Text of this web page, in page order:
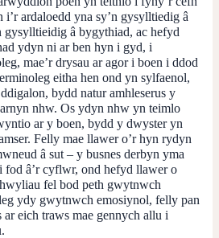
ardaloedd yna sy’n gysylltiedig â
gysylltieidig â bygythiad, ac hefyd
ydyn ni ar ben hyn i gyd, i
mae’r drysau ar agor i boen i ddod
eitha hen ond yn sylfaenol,
bydd natur amhleserus y
nhw. Os ydyn nhw yn teimlo
ar y boen, bydd y dwyster yn
Felly mae llawer o’r hyn rydyn
â sut – y busnes derbyn yma
fod â’r cyflwr, ond hefyd llawer o
fel bod peth gwytnwch
ydy gwytnwch emosiynol, felly pan
ar eich traws mae gennych allu i